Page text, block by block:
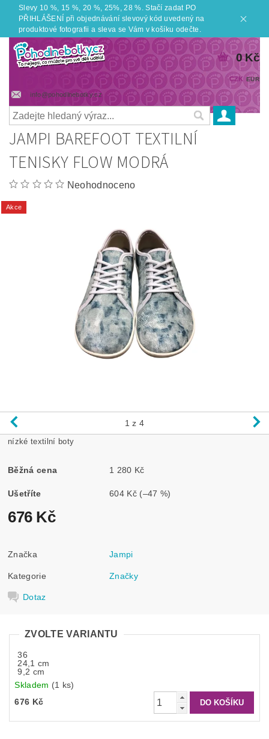
Slevy 10 %, 15 %, 20 %, 25%, 28 %. Stačí zadat PO
PŘIHLÁŠENÍ při objednávání slevový kód uvedený na
produktové fotografii a sleva se Vám v košíku odečte.
info@pohodlnebotky.cz
CZK EUR
0 Kč
JAMPI BAREFOOT TEXTILNÍ
TENISKY FLOW MODRÁ
Neohodnoceno
Akce
1 z 4
nízké textilní boty
Běžná cena 1 280 Kč
Ušetříte 604 Kč (–47 %)
676 Kč
Značka Jampi
Kategorie Značky
Dotaz
ZVOLTE VARIANTU
36
24,1 cm
9,2 cm
Skladem (1 ks)
676 Kč